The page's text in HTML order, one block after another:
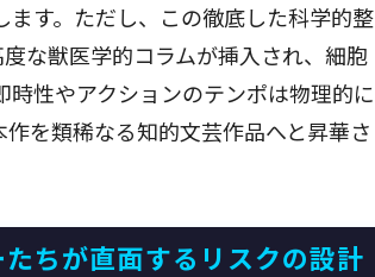
す。ただし、この徹底した科学的整
な獣医学的コラムが挿入され、細胞
性やアクションのテンポは物理的に
を類稀なる知的文芸作品へと昇華さ
ちが直面するリスクの設計